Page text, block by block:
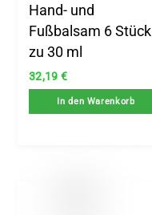
Hand- und
Fußbalsam 6 Stück
zu 30 ml
32,19 €
In den Warenkorb